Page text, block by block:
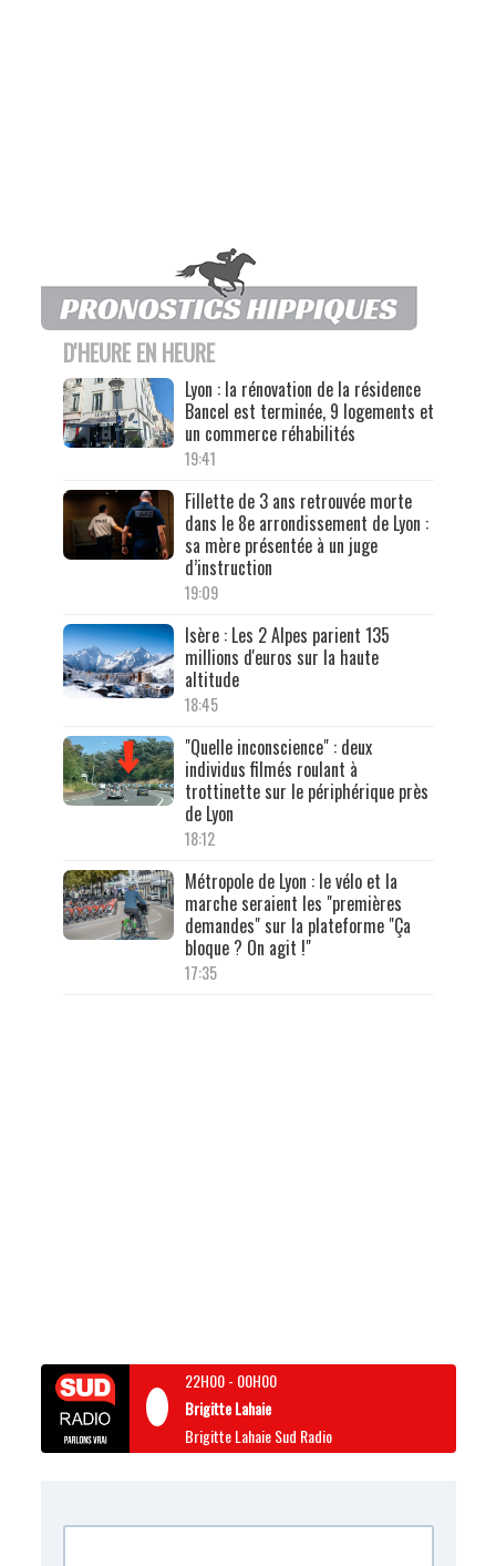
D'HEURE EN HEURE
Lyon : la rénovation de la résidence
Bancel est terminée, 9 logements et
un commerce réhabilités
19:41
Fillette de 3 ans retrouvée morte
dans le 8e arrondissement de Lyon :
sa mère présentée à un juge
d’instruction
19:09
Isère : Les 2 Alpes parient 135
millions d'euros sur la haute
altitude
18:45
"Quelle inconscience" : deux
individus filmés roulant à
trottinette sur le périphérique près
de Lyon
18:12
Métropole de Lyon : le vélo et la
marche seraient les "premières
demandes" sur la plateforme "Ça
bloque ? On agit !"
17:35
22H00- 00H00
Brigitte Lahaie
Brigitte Lahaie Sud Radio